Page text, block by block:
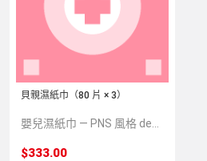
貝親濕紙巾（80 片 × 3）
$333.00